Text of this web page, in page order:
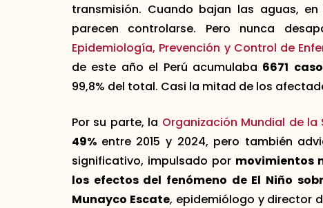
transmisión. Cuando bajan las aguas,
parecen controlarse. Pero nunca
Epidemiología, Prevención y Control de
de este año el Perú acumulaba 6671
99,8% del total. Casi la mitad de los
Por su parte, la Organización Mundial de la
49% entre 2015 y 2024, pero también
significativo, impulsado por movimientos
los efectos del fenómeno de El Niño
Munayco Escate, epidemiólogo y director